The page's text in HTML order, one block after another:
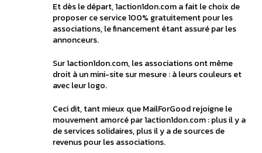
Et dès le départ, 1action1don.com a fait le choix de
proposer ce service 100% gratuitement pour les
associations, le financement étant assuré par les
annonceurs.
Sur 1action1don.com, les associations ont même
droit à un mini-site sur mesure : à leurs couleurs et
avec leur logo.
Ceci dit, tant mieux que MailForGood rejoigne le
mouvement amorcé par 1action1don.com : plus il y a
de services solidaires, plus il y a de sources de
revenus pour les associations.